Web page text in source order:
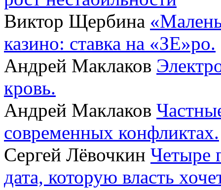
Виктор Щербина
казино: ставка на «ЗЕ»ро.
Андрей Маклаков
кровь.
Андрей Маклаков
современных конфликтах.
Сергей Лёвочкин Четыре
дата, которую власть